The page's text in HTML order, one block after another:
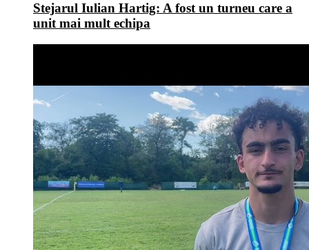
Stejarul Iulian Hartig: A fost un turneu care a
unit mai mult echipa